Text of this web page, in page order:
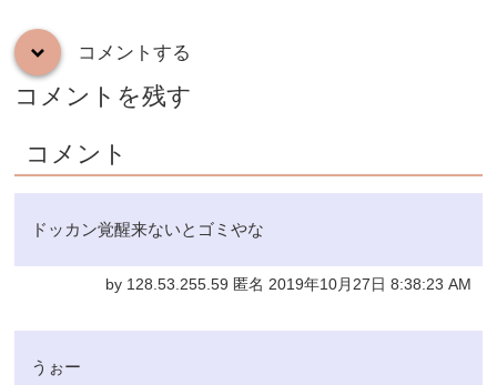
down コメントする
コメントを残す
コメント
ドッカン覚醒来ないとゴミやな
by 128.53.255.59 匿名 2019年10月27日 8:38:23 AM
うぉー